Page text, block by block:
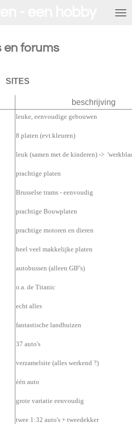
en forums
SITES
beschrijving
leuke, eenvoudige gebouwen
8 platen (evt.kleuren)
leuk (samen met de kinderen) ->
prachtige platen
Brusselse trams - eenvoudig
prachtige Bouwplaten
prachtige motoren en dieren
heel veel makkelijke platen
autobussen (alleen GIF's)
o.a. de Titanic
echt alles
fantastische landhuizen
37 auto's
verzamelsite (alles werkend ?)
één auto
grote variatie eenvoudig
twee 1:32 auto's + tweedekker